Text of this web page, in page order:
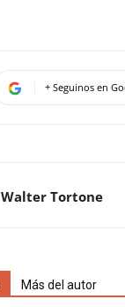
+ Seguinos en
Walter Tortone
Más del autor